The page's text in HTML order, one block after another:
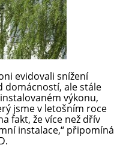
evidovali snížení
domácností, ale stále
výkonu,
jsme v letošním roce
fakt, že více než dřív
instalace,“ připomíná